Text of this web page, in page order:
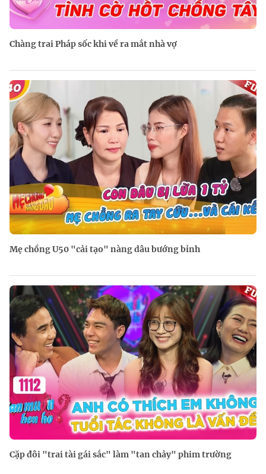
Chàng trai Pháp sốc khi về ra mắt nhà vợ
Mẹ chồng U50 "cải tạo" nàng dâu bướng bỉnh
Cặp đôi "trai tài gái sắc" làm "tan chảy" phim trường